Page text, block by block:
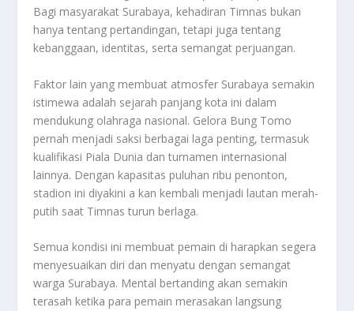
Bagi masyarakat Surabaya, kehadiran Timnas bukan
hanya tentang pertandingan, tetapi juga tentang
kebanggaan, identitas, serta semangat perjuangan.
Faktor lain yang membuat atmosfer Surabaya semakin
istimewa adalah sejarah panjang kota ini dalam
mendukung olahraga nasional. Gelora Bung Tomo
pernah menjadi saksi berbagai laga penting, termasuk
kualifikasi Piala Dunia dan turnamen internasional
lainnya. Dengan kapasitas puluhan ribu penonton,
stadion ini diyakini a kan kembali menjadi lautan merah-
putih saat Timnas turun berlaga.
Semua kondisi ini membuat pemain di harapkan segera
menyesuaikan diri dan menyatu dengan semangat
warga Surabaya. Mental bertanding akan semakin
terasah ketika para pemain merasakan langsung